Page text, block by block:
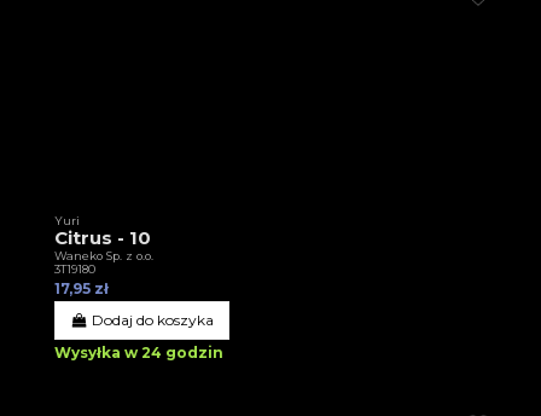
Yuri
Citrus - 10
Waneko Sp. z o.o.
3T19180
17,95 zł
Dodaj do koszyka
Wysyłka w 24 godzin